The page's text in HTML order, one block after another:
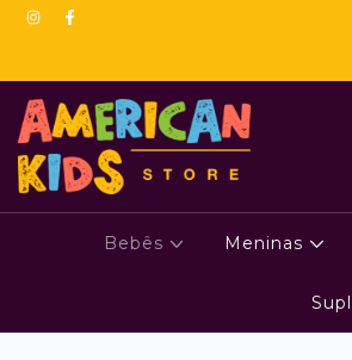
Bebês Meninas